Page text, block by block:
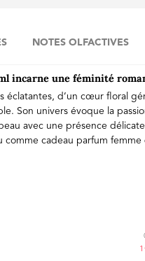
NOTES OLFACTIVES
incarne une féminité
éclatantes, d’un cœur floral
Son univers évoque la
avec une présence
cadeau parfum femme